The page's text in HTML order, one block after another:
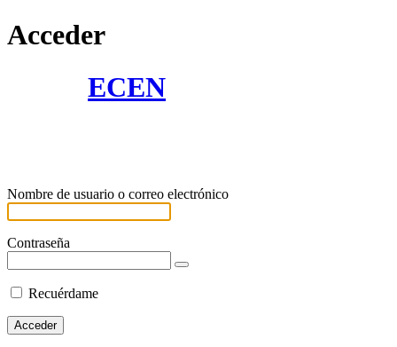
Acceder
ECEN
Nombre de usuario o correo electrónico
Contraseña
Recuérdame